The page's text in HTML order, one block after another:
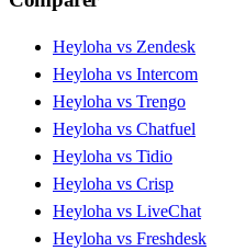
Heyloha vs Zendesk
Heyloha vs Intercom
Heyloha vs Trengo
Heyloha vs Chatfuel
Heyloha vs Tidio
Heyloha vs Crisp
Heyloha vs LiveChat
Heyloha vs Freshdesk